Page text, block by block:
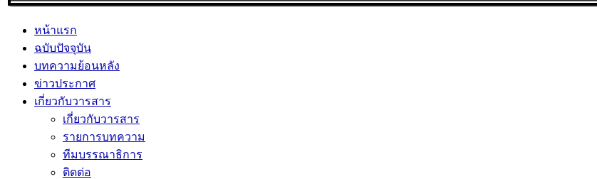
หน้าแรก
ฉบับปัจจุบัน
บทความย้อนหลัง
ข่าวประกาศ
เกี่ยวกับวารสาร
เกี่ยวกับวารสาร
รายการบทความ
ทีมบรรณาธิการ
ติดต่อ